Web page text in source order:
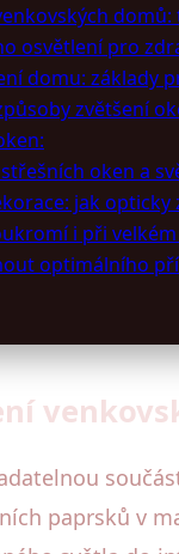
osvětlení pro
domu: základy
zvětšení
oken a
jak
i při
optimálního
paprsků v